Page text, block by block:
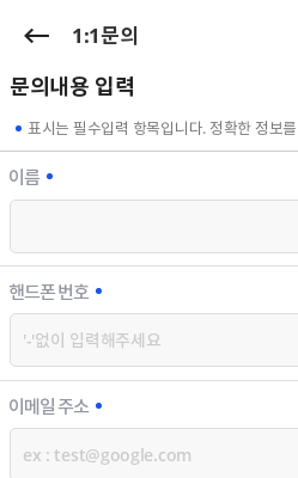
1:1문의
문의내용 입력
표시는 필수입력 항목입니다. 정확한 정보
이름
핸드폰 번호
이메일 주소